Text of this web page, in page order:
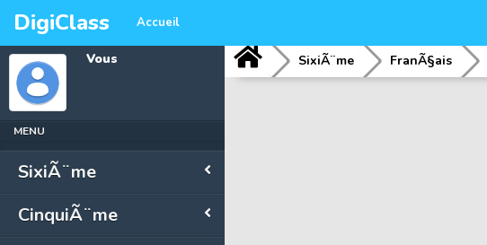
DigiClass Accueil
Vous
MENU
SixiÃ¨me
CinquiÃ¨me
SixiÃ¨me FranÃ§ais